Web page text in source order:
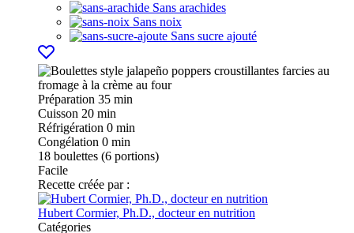
Sans arachides
Sans noix
Sans sucre ajouté
Préparation 35 min
Cuisson 20 min
Réfrigération 0 min
Congélation 0 min
18 boulettes (6 portions)
Facile
Recette créée par :
Hubert Cormier, Ph.D., docteur en nutrition
Catégories